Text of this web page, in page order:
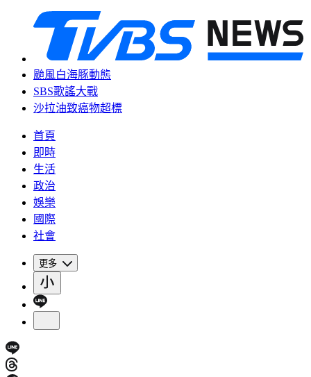
颱風白海豚動態
SBS歌謠大戰
沙拉油致癌物超標
首頁
即時
生活
政治
娛樂
國際
社會
更多